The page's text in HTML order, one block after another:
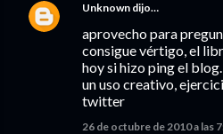
Unknown dijo…
aprovecho para
consigue vértigo, el
hoy si hizo ping el blog.
un uso creativo,
twitter
26 de octubre de 2010 a las